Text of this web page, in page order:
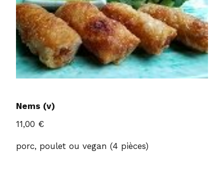
Nems (v)
11,00 €
porc, poulet ou vegan (4 pièces)